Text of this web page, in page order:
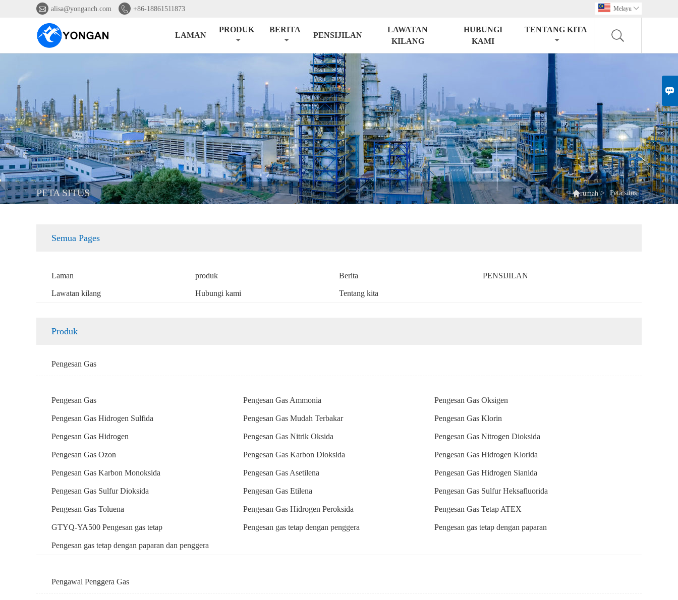

 alisa@yonganch.com  +86-18861511873 Melayu 
LAMAN
PRODUK BERITA
PENSIJILAN
LAWATAN
KILANG
HUBUNGI
KAMI
TENTANG KITA
PETA SITUS rumah > Peta situs
Semua Pages
Laman produk Berita PENSIJILAN
Lawatan kilang Hubungi kami Tentang kita
Produk
Pengesan Gas
Pengesan Gas Pengesan Gas Ammonia Pengesan Gas Oksigen
Pengesan Gas Hidrogen Sulfida Pengesan Gas Mudah Terbakar Pengesan Gas Klorin
Pengesan Gas Hidrogen Pengesan Gas Nitrik Oksida Pengesan Gas Nitrogen Dioksida
Pengesan Gas Ozon Pengesan Gas Karbon Dioksida Pengesan Gas Hidrogen Klorida
Pengesan Gas Karbon Monoksida Pengesan Gas Asetilena Pengesan Gas Hidrogen Sianida
Pengesan Gas Sulfur Dioksida Pengesan Gas Etilena Pengesan Gas Sulfur Heksafluorida
Pengesan Gas Toluena Pengesan Gas Hidrogen Peroksida Pengesan Gas Tetap ATEX
GTYQ-YA500 Pengesan gas tetap Pengesan gas tetap dengan penggera Pengesan gas tetap dengan paparan
Pengesan gas tetap dengan paparan dan penggera
Pengawal Penggera Gas